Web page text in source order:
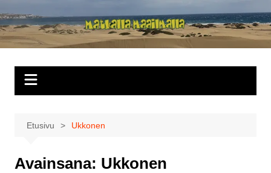
sisältöön
Matkalla
maailmalla
Etusivu Ukkonen
Avainsana: Ukkonen